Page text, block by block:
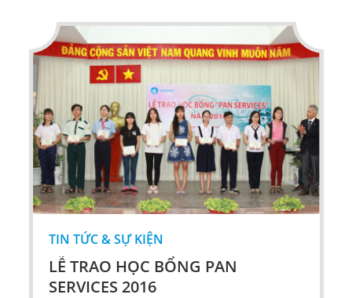
TIN TỨC & SỰ KIỆN
LỄ TRAO HỌC BỔNG PAN
SERVICES 2016